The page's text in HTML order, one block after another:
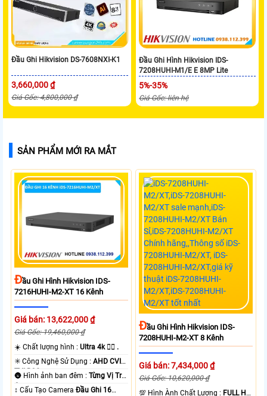
Đầu Ghi Hikvision DS-7608NXI-K1
3,660,000 ₫
Giá Gốc: 4,800,000 ₫
Đầu Ghi Hình Hikvision IDS-
7208HUHI-M1/E E 8MP Lite
5%-35%
Giá Gốc: liên hệ
SẢN PHẨM MỚI RA MẮT
ĐẦu Ghi Hình Hikvision IDS-
7216HUHI-M2-XT 16 Kênh
Giá bán: 13,622,000 ₫
Giá Gốc: 19,460,000 ₫
☀️ Chất lượng hình :Ultra 4k 👍🏾 .
✳️ Công Nghệ Sử Dụng :AHD CVI
TVI BCS.
🌚 Hình ảnh ban đêm :Từng Vị Trí
Camera .
↕️ Cấu Tạo CameraĐầu Ghi 16
ĐẦu Ghi Hình Hikvision IDS-
7208HUHI-M2-XT 8 Kênh
Giá bán: 7,434,000 ₫
Giá Gốc: 10,620,000 ₫
💯 Hình Ành Chất Lượng : FULL HD